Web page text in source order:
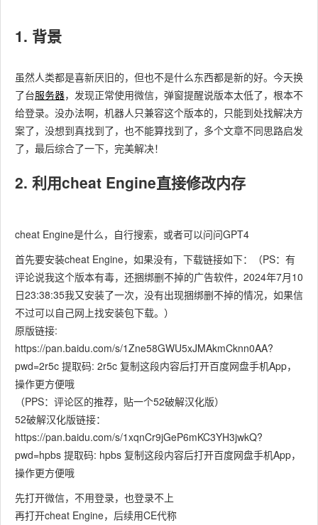
1. 背景
虽然人类都是喜新厌旧的，但也不是什么东西都是新的好。今天换
了台服务器，发现正常使用微信，弹窗提醒说版本太低了，根本不
给登录。没办法啊，机器人只兼容这个版本的，只能到处找解决方
案了，没想到真找到了，也不能算找到了，多个文章不同思路启发
了，最后综合了一下，完美解决！
2. 利用cheat Engine直接修改内存
cheat Engine是什么，自行搜索，或者可以问问GPT4
首先要安装cheat Engine，如果没有，下载链接如下：（PS：有
评论说我这个版本有毒，还捆绑删不掉的广告软件，2024年7月10
日23:38:35我又安装了一次，没有出现捆绑删不掉的情况，如果信
不过可以自己网上找安装包下载。）
原版链接:
https://pan.baidu.com/s/1Zne58GWU5xJMAkmCknn0AA?
pwd=2r5c 提取码: 2r5c 复制这段内容后打开百度网盘手机App，
操作更方便哦
（PPS：评论区的推荐，贴一个52破解汉化版）
52破解汉化版链接：
https://pan.baidu.com/s/1xqnCr9jGeP6mKC3YH3jwkQ?
pwd=hpbs 提取码: hpbs 复制这段内容后打开百度网盘手机App，
操作更方便哦
先打开微信，不用登录，也登录不上
再打开cheat Engine，后续用CE代称